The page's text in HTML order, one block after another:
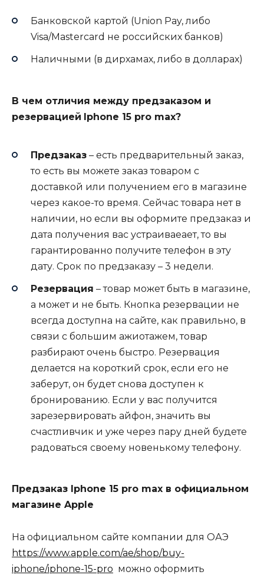
Банковской картой (Union Pay, либо
Visa/Mastercard не российских банков)
Наличными (в дирхамах, либо в долларах)
В чем отличия между предзаказом и
резервацией Iphone 15 pro max?
Предзаказ – есть предварительный заказ,
то есть вы можете заказ товаром с
доставкой или получением его в магазине
через какое-то время. Сейчас товара нет в
наличии, но если вы оформите предзаказ и
дата получения вас устраиваеает, то вы
гарантированно получите телефон в эту
дату. Срок по предзаказу – 3 недели.
Резервация – товар может быть в магазине,
а может и не быть. Кнопка резервации не
всегда доступна на сайте, как правильно, в
связи с большим ажиотажем, товар
разбирают очень быстро. Резервация
делается на короткий срок, если его не
заберут, он будет снова доступен к
бронированию. Если у вас получится
зарезервировать айфон, значить вы
счастливчик и уже через пару дней будете
радоваться своему новенькому телефону.
Предзаказ Iphone 15 pro max в официальном
магазине Apple
На официальном сайте компании для ОАЭ
https://www.apple.com/ae/shop/buy-
iphone/iphone-15-pro можно оформить